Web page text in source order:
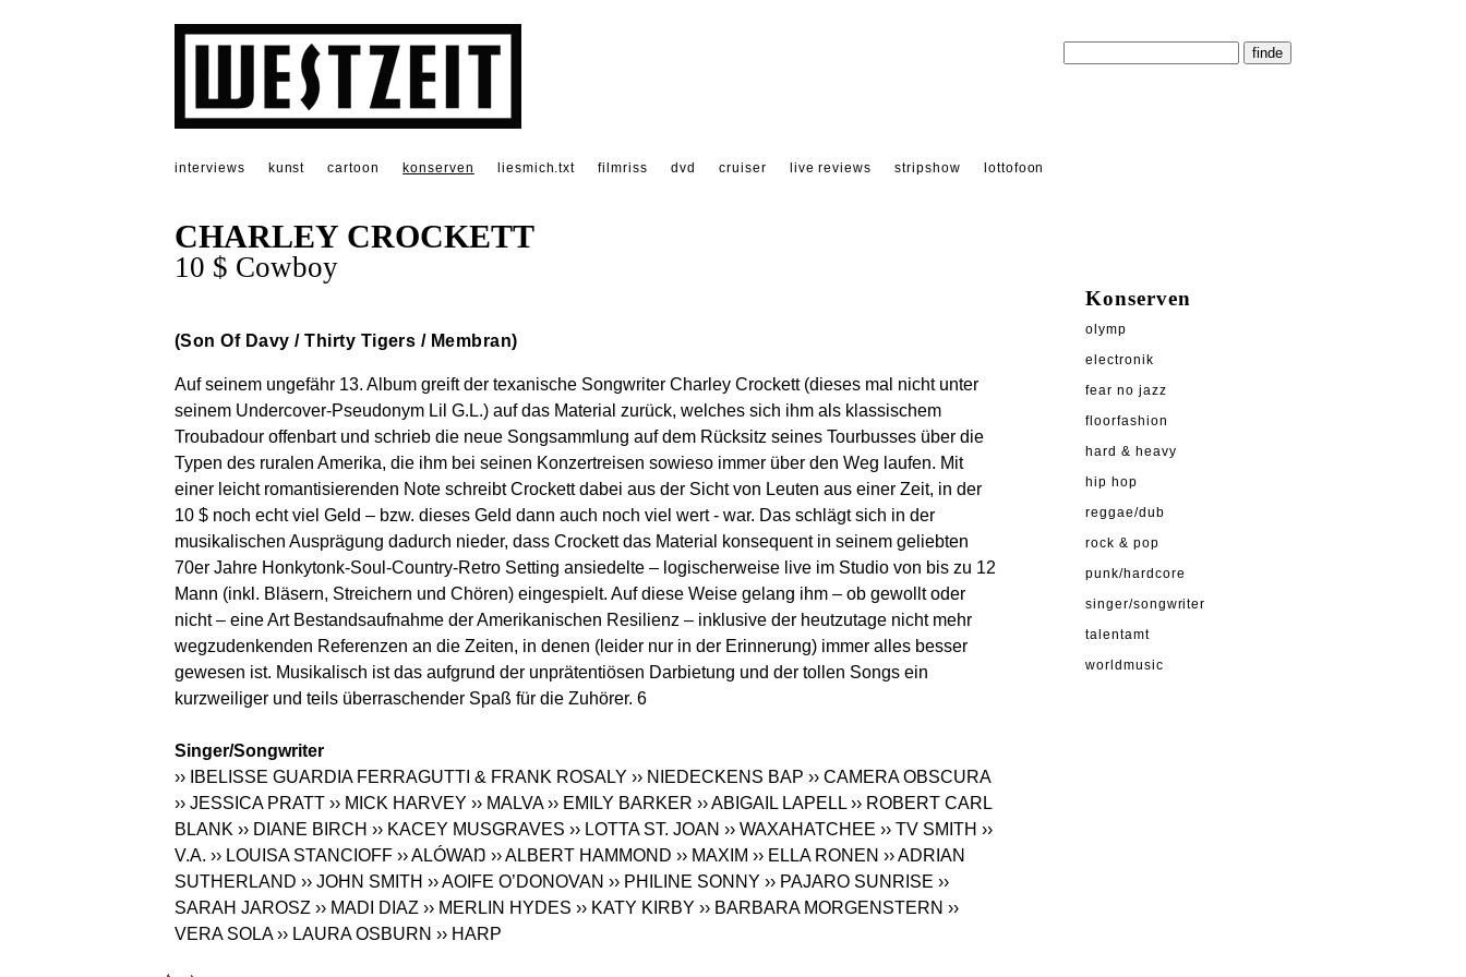
interviews kunst cartoon konserven liesmich.txt filmriss dvd cruiser live reviews stripshow lottofoon
CHARLEY CROCKETT
10 $ Cowboy
(Son Of Davy / Thirty Tigers / Membran)
Auf seinem ungefähr 13. Album greift der texanische Songwriter Charley Crockett (dieses mal nicht unter
seinem Undercover-Pseudonym Lil G.L.) auf das Material zurück, welches sich ihm als klassischem
Troubadour offenbart und schrieb die neue Songsammlung auf dem Rücksitz seines Tourbusses über die
Typen des ruralen Amerika, die ihm bei seinen Konzertreisen sowieso immer über den Weg laufen. Mit
einer leicht romantisierenden Note schreibt Crockett dabei aus der Sicht von Leuten aus einer Zeit, in der
10 $ noch echt viel Geld – bzw. dieses Geld dann auch noch viel wert - war. Das schlägt sich in der
musikalischen Ausprägung dadurch nieder, dass Crockett das Material konsequent in seinem geliebten
70er Jahre Honkytonk-Soul-Country-Retro Setting ansiedelte – logischerweise live im Studio von bis zu 12
Mann (inkl. Bläsern, Streichern und Chören) eingespielt. Auf diese Weise gelang ihm – ob gewollt oder
nicht – eine Art Bestandsaufnahme der Amerikanischen Resilienz – inklusive der heutzutage nicht mehr
wegzudenkenden Referenzen an die Zeiten, in denen (leider nur in der Erinnerung) immer alles besser
gewesen ist. Musikalisch ist das aufgrund der unprätentiösen Darbietung und der tollen Songs ein
kurzweiliger und teils überraschender Spaß für die Zuhörer. 6
Singer/Songwriter
›› IBELISSE GUARDIA FERRAGUTTI & FRANK ROSALY ›› NIEDECKENS BAP ›› CAMERA OBSCURA
›› JESSICA PRATT ›› MICK HARVEY ›› MALVA ›› EMILY BARKER ›› ABIGAIL LAPELL ›› ROBERT CARL
BLANK ›› DIANE BIRCH ›› KACEY MUSGRAVES ›› LOTTA ST. JOAN ›› WAXAHATCHEE ›› TV SMITH ››
V.A. ›› LOUISA STANCIOFF ›› ALÓWAŊ ›› ALBERT HAMMOND ›› MAXIM ›› ELLA RONEN ›› ADRIAN
SUTHERLAND ›› JOHN SMITH ›› AOIFE O’DONOVAN ›› PHILINE SONNY ›› PAJARO SUNRISE ››
SARAH JAROSZ ›› MADI DIAZ ›› MERLIN HYDES ›› KATY KIRBY ›› BARBARA MORGENSTERN ››
VERA SOLA ›› LAURA OSBURN ›› HARP
Konserven
olymp
electronik
fear no jazz
floorfashion
hard & heavy
hip hop
reggae/dub
rock & pop
punk/hardcore
singer/songwriter
talentamt
worldmusic